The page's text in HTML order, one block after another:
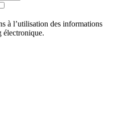
à l’utilisation des informations
électronique.